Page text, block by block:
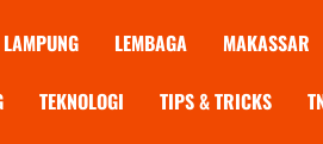
LAMPUNG LEMBAGA MAKASSAR
TEKNOLOGI TIPS & TRICKS